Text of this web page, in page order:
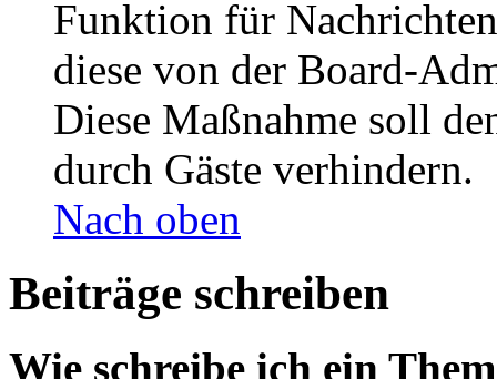
Funktion für
diese von der Board-
Diese Maßnahme soll
durch Gäste verhindern.
Nach oben
Beiträge schreiben
Wie schreibe ich ein